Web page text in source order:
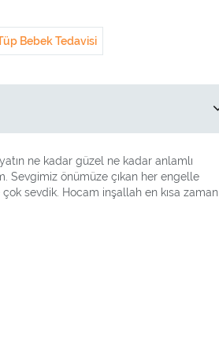
Bebek Tedavisi
ne kadar güzel ne kadar anlamlı
Sevgimiz önümüze çıkan her engelle
sevdik. Hocam inşallah en kısa zaman